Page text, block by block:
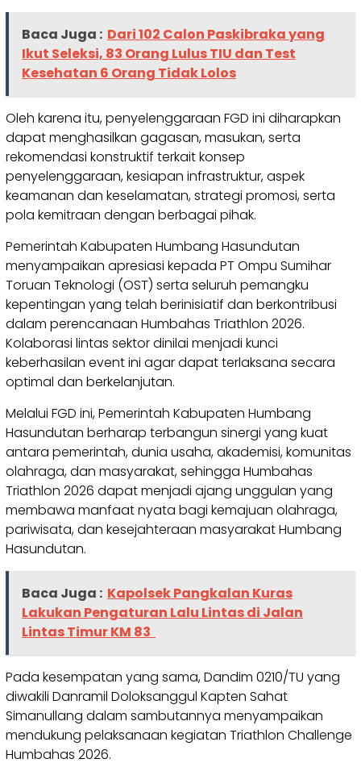
Baca Juga : Dari 102 Calon Paskibraka yang
Ikut Seleksi, 83 Orang Lulus TIU dan Test
Kesehatan 6 Orang Tidak Lolos
Oleh karena itu, penyelenggaraan FGD ini diharapkan
dapat menghasilkan gagasan, masukan, serta
rekomendasi konstruktif terkait konsep
penyelenggaraan, kesiapan infrastruktur, aspek
keamanan dan keselamatan, strategi promosi, serta
pola kemitraan dengan berbagai pihak.
Pemerintah Kabupaten Humbang Hasundutan
menyampaikan apresiasi kepada PT Ompu Sumihar
Toruan Teknologi (OST) serta seluruh pemangku
kepentingan yang telah berinisiatif dan berkontribusi
dalam perencanaan Humbahas Triathlon 2026.
Kolaborasi lintas sektor dinilai menjadi kunci
keberhasilan event ini agar dapat terlaksana secara
optimal dan berkelanjutan.
Melalui FGD ini, Pemerintah Kabupaten Humbang
Hasundutan berharap terbangun sinergi yang kuat
antara pemerintah, dunia usaha, akademisi, komunitas
olahraga, dan masyarakat, sehingga Humbahas
Triathlon 2026 dapat menjadi ajang unggulan yang
membawa manfaat nyata bagi kemajuan olahraga,
pariwisata, dan kesejahteraan masyarakat Humbang
Hasundutan.
Baca Juga : Kapolsek Pangkalan Kuras
Lakukan Pengaturan Lalu Lintas di Jalan
Lintas Timur KM 83
Pada kesempatan yang sama, Dandim 0210/TU yang
diwakili Danramil Doloksanggul Kapten Sahat
Simanullang dalam sambutannya menyampaikan
mendukung pelaksanaan kegiatan Triathlon Challenge
Humbahas 2026.